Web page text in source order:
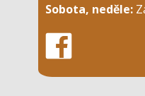
Sobota, neděle: